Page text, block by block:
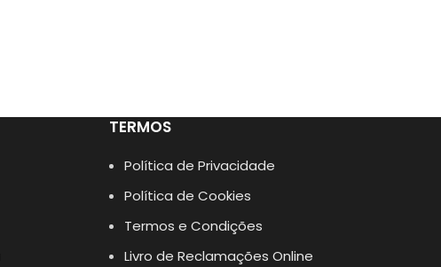
TERMOS
Política de Privacidade
Política de Cookies
Termos e Condições
Livro de Reclamações Online